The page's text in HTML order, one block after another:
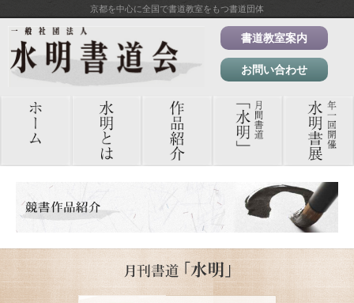
京都を中心に全国で書道教室をもつ書道団体
書道教室案内
お問い合わせ